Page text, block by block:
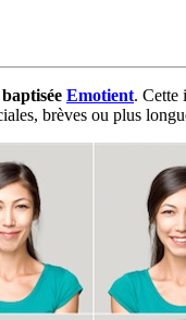
Emotient. Cette
brèves ou plus